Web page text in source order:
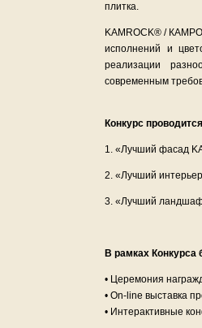
плитка.
KAMROCK® /
исполнений и
реализации
современным
Конкурс
1. «Лучший фасад
2. «Лучший
3. «Лучший
В рамках
• Церемония
• On-line выставка
• Интерактивные